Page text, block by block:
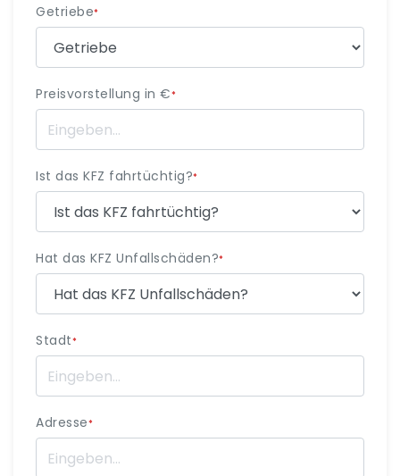
Getriebe*
Preisvorstellung in €*
Ist das KFZ fahrtüchtig?*
Hat das KFZ Unfallschäden?*
Stadt*
Adresse*